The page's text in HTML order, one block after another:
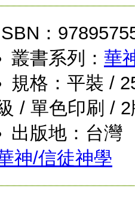
：
叢書系列： 華
規格：平裝 /
/ 單色印刷 / 2
出版地：台灣
神/信徒神學